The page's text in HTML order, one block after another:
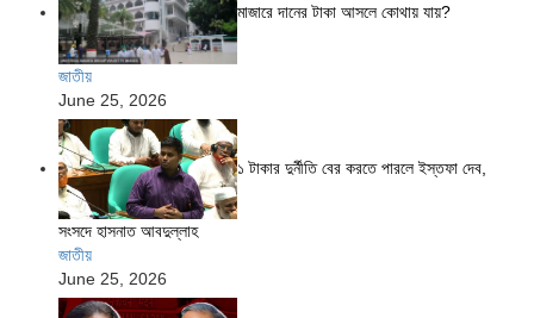
মাজারে দানের টাকা আসলে কোথায় যায়?
জাতীয়
June 25, 2026
১ টাকার দুর্নীতি বের করতে পারলে ইস্তফা দেব,
সংসদে হাসনাত আবদুল্লাহ
জাতীয়
June 25, 2026